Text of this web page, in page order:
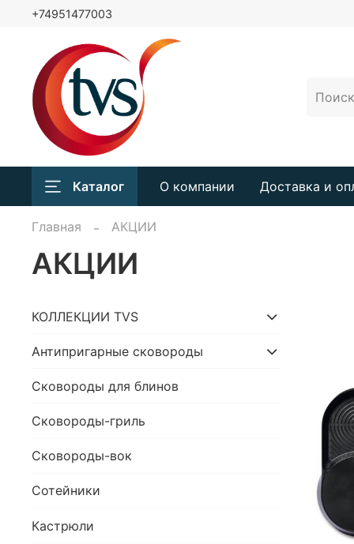
+74951477003
Каталог О компании Доставка и
Главная АКЦИИ
АКЦИИ
КОЛЛЕКЦИИ TVS
Антипригарные сковороды
Сковороды для блинов
Сковороды-гриль
Сковороды-вок
Сотейники
Кастрюли